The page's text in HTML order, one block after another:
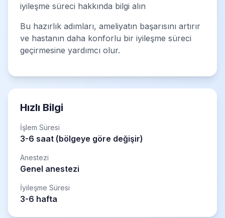
iyileşme süreci hakkında bilgi alın
Bu hazırlık adımları, ameliyatın başarısını artırır
ve hastanın daha konforlu bir iyileşme süreci
geçirmesine yardımcı olur.
Hızlı Bilgi
İşlem Süresi
3-6 saat (bölgeye göre değişir)
Anestezi
Genel anestezi
İyileşme Süresi
3-6 hafta